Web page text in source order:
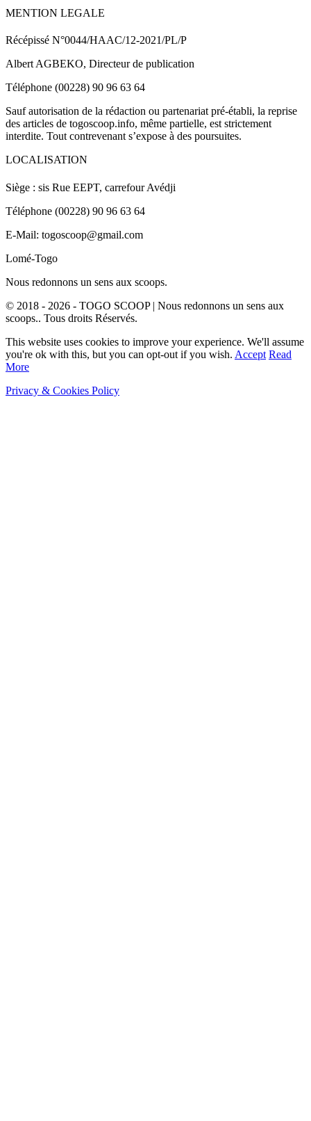
MENTION LEGALE
Récépissé N°0044/HAAC/12-2021/PL/P
Albert AGBEKO, Directeur de publication
Téléphone (00228) 90 96 63 64
Sauf autorisation de la rédaction ou partenariat pré-établi, la reprise
des articles de togoscoop.info, même partielle, est strictement
interdite. Tout contrevenant s’expose à des poursuites.
LOCALISATION
Siège : sis Rue EEPT, carrefour Avédji
Téléphone (00228) 90 96 63 64
E-Mail: togoscoop@gmail.com
Lomé-Togo
Nous redonnons un sens aux scoops.
© 2018 - 2026 - TOGO SCOOP | Nous redonnons un sens aux
scoops.. Tous droits Réservés.
This website uses cookies to improve your experience. We'll assume
you're ok with this, but you can opt-out if you wish. Accept Read
More
Privacy & Cookies Policy